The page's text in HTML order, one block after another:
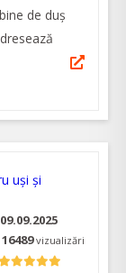
de duș
09.09.2025
16489vizualizări